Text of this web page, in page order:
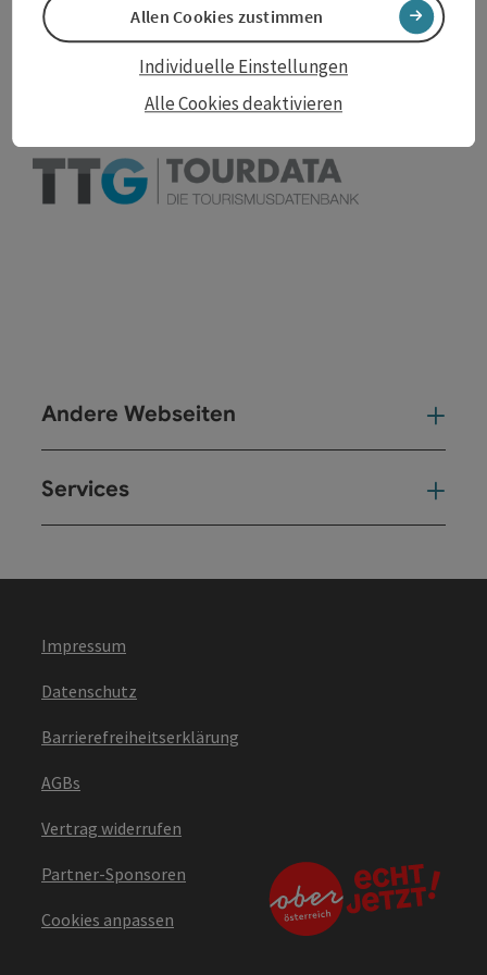
zum Merkzettel
PDF erstellen
In der Nähe
Andere Webseiten
Services
Impressum
Datenschutz
Barrierefreiheitserklärung
AGBs
Vertrag widerrufen
Partner-Sponsoren
Cookies anpassen
Alle Cookies deaktivieren
Individuelle Einstellungen
Allen Cookies zustimmen